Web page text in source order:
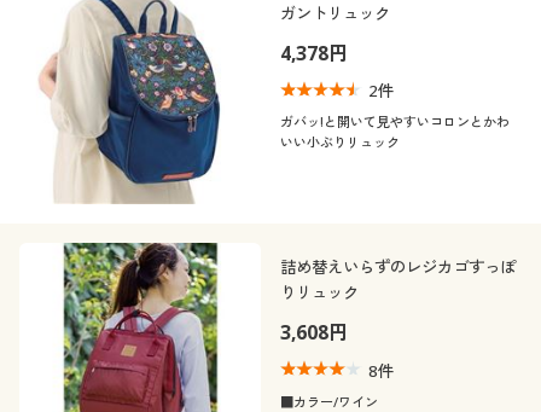
ガントリュック
4,378円
2件
ガバッ!と開いて見やすいコロンとかわ
いい小ぶりリュック
詰め替えいらずのレジカゴすっぽ
りリュック
3,608円
8件
■カラー/ワイン